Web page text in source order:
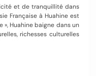
et de tranquillité dans
Française à Huahine est
», Huahine baigne dans un
richesses culturelles